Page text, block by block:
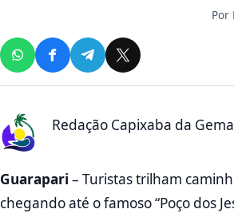
Por
Redação Capixaba da Gema
Guarapari – Turistas trilham
chegando até o famoso “Poço dos